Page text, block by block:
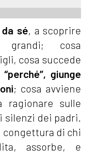
sé, a scoprire
cosa
cosa succede
giunge
; cosa avviene
ragionare sulle
dei padri.
congettura di chi
assorbe, e